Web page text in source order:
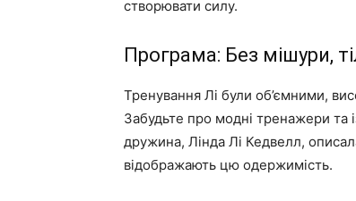
створювати силу.
Програма: Без мішури,
Тренування Лі були об’ємними,
Забудьте про модні тренажери та
дружина, Лінда Лі Кедвелл,
відображають цю одержимість.